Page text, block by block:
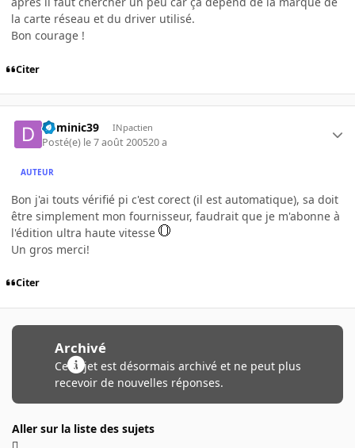
la carte réseau et du driver utilisé.
Bon courage !
Citer
dominic39 INpactien
Posté(e) le 7 août 200520 a
AUTEUR
Bon j'ai touts vérifié pi c'est corect (il est automatique), sa doit
être simplement mon fournisseur, faudrait que je m'abonne à
l'édition ultra haute vitesse
Un gros merci!
Citer
Archivé
Ce sujet est désormais archivé et ne peut plus
recevoir de nouvelles réponses.
Aller sur la liste des sujets